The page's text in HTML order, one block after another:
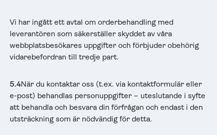
Vi har ingått ett avtal om orderbehandling med
leverantören som säkerställer skyddet av våra
webbplatsbesökares uppgifter och förbjuder obehörig
vidarebefordran till tredje part.
5.4När du kontaktar oss (t.ex. via kontaktformulär eller
e-post) behandlas personuppgifter – uteslutande i syfte
att behandla och besvara din förfrågan och endast i den
utsträckning som är nödvändig för detta.